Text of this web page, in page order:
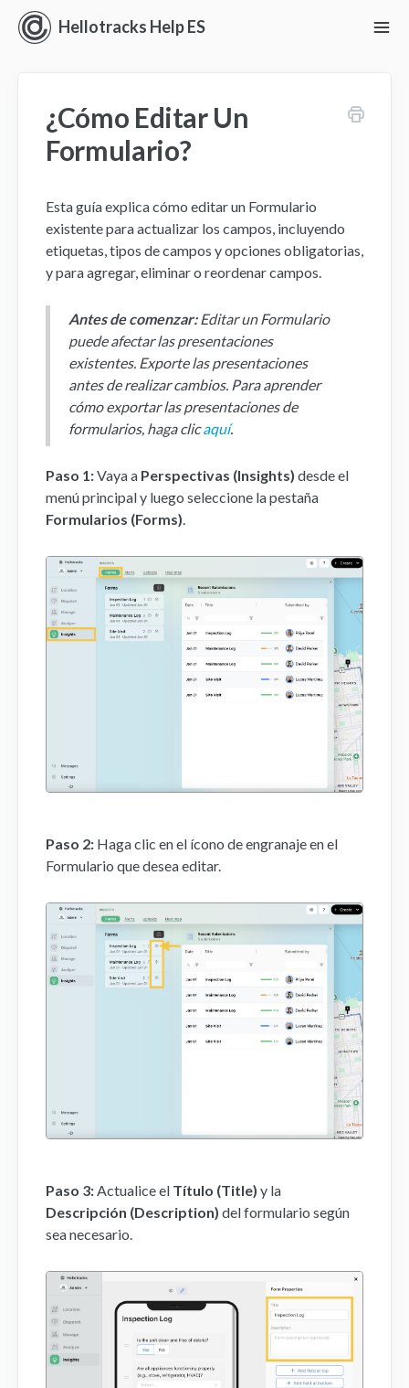
Hellotracks Help ES
En vivo
Ubicación
Despacho
Administrar
Perspectivas
Ajustes y Permisos
FAQs
¿Cómo Editar Un
Formulario?
Esta guía explica cómo editar un Formulario
existente para actualizar los campos, incluyendo
etiquetas, tipos de campos y opciones obligatorias,
y para agregar, eliminar o reordenar campos.
Antes de comenzar:Editar un Formulario
puede afectar las presentaciones
existentes. Exporte las presentaciones
antes de realizar cambios. Para aprender
cómo exportar las presentaciones de
formularios, haga clicaquí.
Paso 1:Vaya a Perspectivas (Insights) desde el
menú principal y luego seleccione la pestaña
Formularios (Forms).
Paso 2: Haga clic en el ícono de engranaje en el
Formulario que desea editar.
Paso 3: Actualice el Título (Title) y la
Descripción (Description) del formulario según
sea necesario.